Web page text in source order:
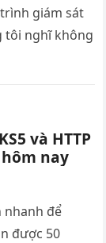
giám sát
tôi nghĩ không
và HTTP
nay
nhanh để
được 50